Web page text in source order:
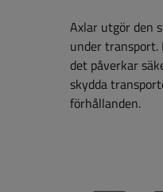
Axlar utgör den
under transport.
det påverkar
skydda
förhållanden.